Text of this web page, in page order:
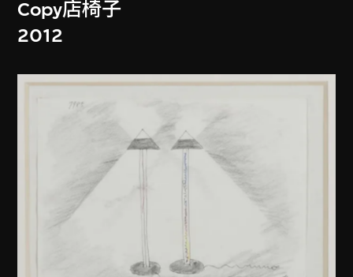
Copy店椅子
2012